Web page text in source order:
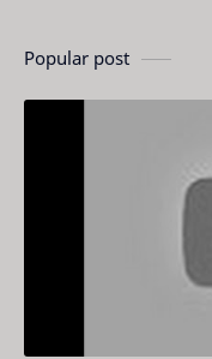
Popular post